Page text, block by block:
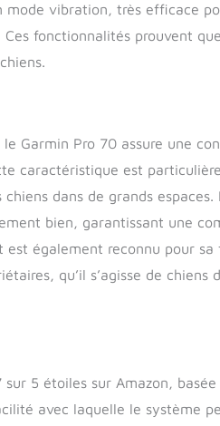
mode vibration, très efficace
fonctionnalités prouvent
Garmin Pro 70 assure une
caractéristique est
dans de grands espaces.
bien, garantissant une
également reconnu pour sa
qu’il s’agisse de chiens
5 étoiles sur Amazon, basée
avec laquelle le système